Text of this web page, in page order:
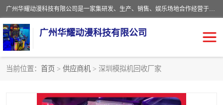
广州华耀动漫科技有限公司是一家集研发、生产、销售、娱乐场地合作经营于一体的动漫游戏公司。本公司拥有一支年轻化集研发生产到售后服务的队伍，及时地为客户提供、赚钱的产品。本公司以雄厚的实力、合理的价格、优良的服务与多家企业建立了长期的合作关系。热诚欢迎各界前来参观、考察、洽谈业务。目前公司经营的产品有：各种捕渔游戏机系列，大型模拟机系列、轮盘机系列、连线机系列、框体机系列、玛莉机系列等。
广州华耀动漫科技有限公司
当前位置： 首页 > 供应商机 > 深圳模拟机回收厂家